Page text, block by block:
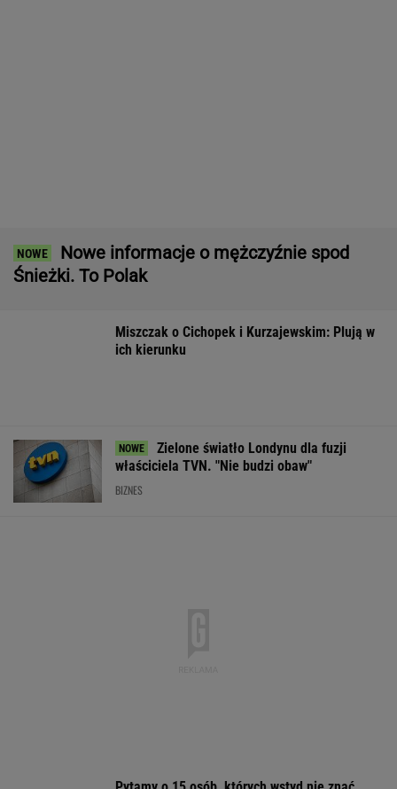
Nowe informacje o mężczyźnie spod
Śnieżki. To Polak
Miszczak o Cichopek i Kurzajewskim: Plują w
ich kierunku
właściciela TVN. "Nie budzi obaw"
BIZNES
Wiesz, z czego słyną?